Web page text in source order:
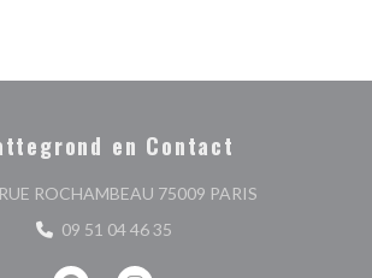
en Contact
ROCHAMBEAU 75009 PARIS
09 51 04 46 35